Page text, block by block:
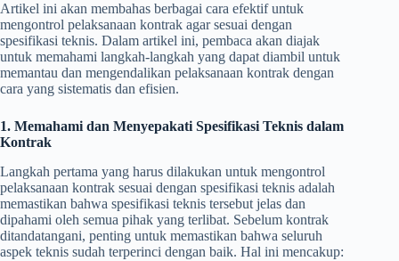
Artikel ini akan membahas berbagai cara efektif untuk
mengontrol pelaksanaan kontrak agar sesuai dengan
spesifikasi teknis. Dalam artikel ini, pembaca akan diajak
untuk memahami langkah-langkah yang dapat diambil untuk
memantau dan mengendalikan pelaksanaan kontrak dengan
cara yang sistematis dan efisien.
1. Memahami dan Menyepakati Spesifikasi Teknis dalam
Kontrak
Langkah pertama yang harus dilakukan untuk mengontrol
pelaksanaan kontrak sesuai dengan spesifikasi teknis adalah
memastikan bahwa spesifikasi teknis tersebut jelas dan
dipahami oleh semua pihak yang terlibat. Sebelum kontrak
ditandatangani, penting untuk memastikan bahwa seluruh
aspek teknis sudah terperinci dengan baik. Hal ini mencakup: